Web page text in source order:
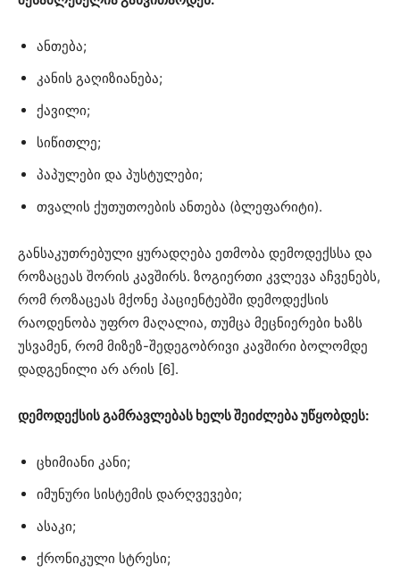
ანთება;
კანის გაღიზიანება;
ქავილი;
სიწითლე;
პაპულები და პუსტულები;
თვალის ქუთუთოების ანთება (ბლეფარიტი).
განსაკუთრებული ყურადღება ეთმობა დემოდექსსა და
როზაცეას შორის კავშირს. ზოგიერთი კვლევა აჩვენებს,
რომ როზაცეას მქონე პაციენტებში დემოდექსის
რაოდენობა უფრო მაღალია, თუმცა მეცნიერები ხაზს
უსვამენ, რომ მიზეზ-შედეგობრივი კავშირი ბოლომდე
დადგენილი არ არის [6].
დემოდექსის გამრავლებას ხელს შეიძლება უწყობდეს:
ცხიმიანი კანი;
იმუნური სისტემის დარღვევები;
ასაკი;
ქრონიკული სტრესი;